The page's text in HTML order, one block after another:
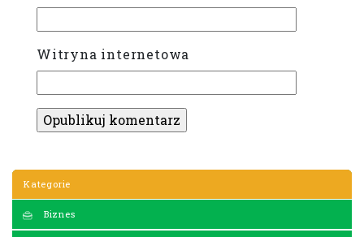
Kategorie
Biznes
Witryna internetowa